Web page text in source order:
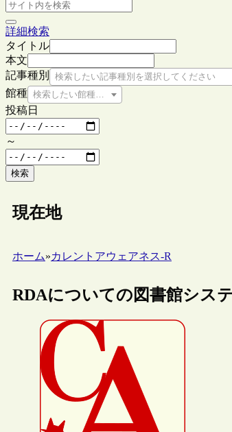
詳細検索
タイトル
本文
記事種別
検索したい記事種別を選択してください
館種 検索したい館種を選択してください
投稿日
～
検索
現在地
ホーム»カレントアウェアネス-R
RDAについての図書館シス